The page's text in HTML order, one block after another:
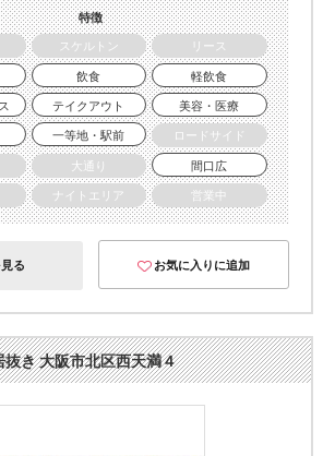
特徴
スケルトン
リース
飲食
軽飲食
テイクアウト
美容・医療
一等地・駅前
ロードサイド
大通り
間口広
ナイトエリア 営業中
る お気に入りに追加
き 大阪市北区西天満４